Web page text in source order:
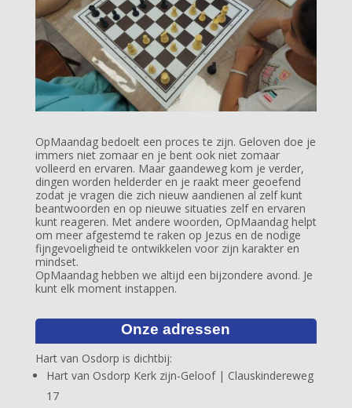
OpMaandag bedoelt een proces te zijn. Geloven doe je
immers niet zomaar en je bent ook niet zomaar
volleerd en ervaren. Maar gaandeweg kom je verder,
dingen worden helderder en je raakt meer geoefend
zodat je vragen die zich nieuw aandienen al zelf kunt
beantwoorden en op nieuwe situaties zelf en ervaren
kunt reageren. Met andere woorden, OpMaandag helpt
om meer afgestemd te raken op Jezus en de nodige
fijngevoeligheid te ontwikkelen voor zijn karakter en
mindset.
OpMaandag hebben we altijd een bijzondere avond. Je
kunt elk moment instappen.
Onze adressen
Hart van Osdorp is dichtbij:
Hart van Osdorp Kerk zijn-Geloof | Clauskindereweg
17